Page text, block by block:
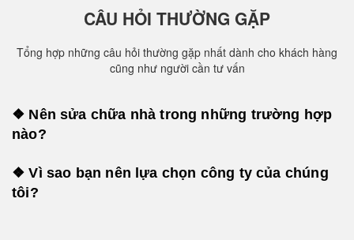
CÂU HỎI THƯỜNG GẶP
Tổng hợp những câu hỏi thường gặp nhất dành cho khách hàng
cũng như người cần tư vấn
❖ Nên sửa chữa nhà trong những trường hợp
nào?
❖ Vì sao bạn nên lựa chọn công ty của chúng
tôi?